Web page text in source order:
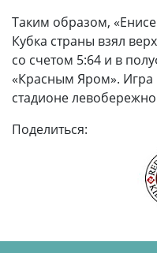
Таким образом,
Кубка страны взял
со счетом 5:64 и в
«Красным Яром». Игра
стадионе
Поделиться: